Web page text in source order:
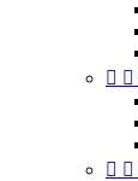
 
 